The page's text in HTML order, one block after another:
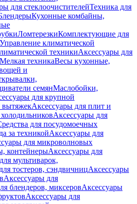
для стеклоочистителейТехника для
Кухонные комбайны,
ЛомтерезкиКомплектующие для
Управление климатической
техникиАксессуары для
Мелкая техникаВесы кухонные,
и
семянМаслобойки,
для крупной
вытяжекАксессуары для плит и
Аксессуары для
для посудомоечных
за техникойАксессуары для
для микроволновых
контейнерыАксессуары для
мультиварок,
тостеров, сэндвичницАксессуары
Аксессуары для
блендеров, миксеровАксессуары
Аксессуары для